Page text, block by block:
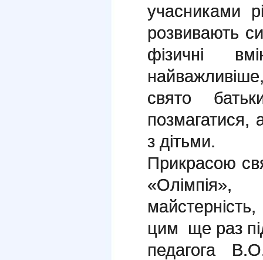
учасниками
розвивають
фізичні
свято
позмагатися,
з дітьми.
Прикрасою
цим ще раз
педагога